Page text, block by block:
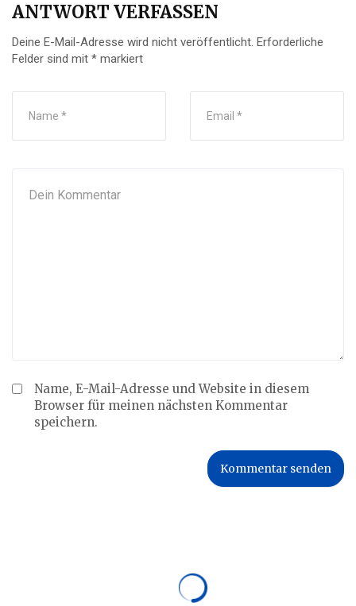
ANTWORT VERFASSEN
Deine E-Mail-Adresse wird nicht veröffentlicht. Erforderliche
Felder sind mit * markiert
Name, E-Mail-Adresse und Website in diesem
Browser für meinen nächsten Kommentar
speichern.